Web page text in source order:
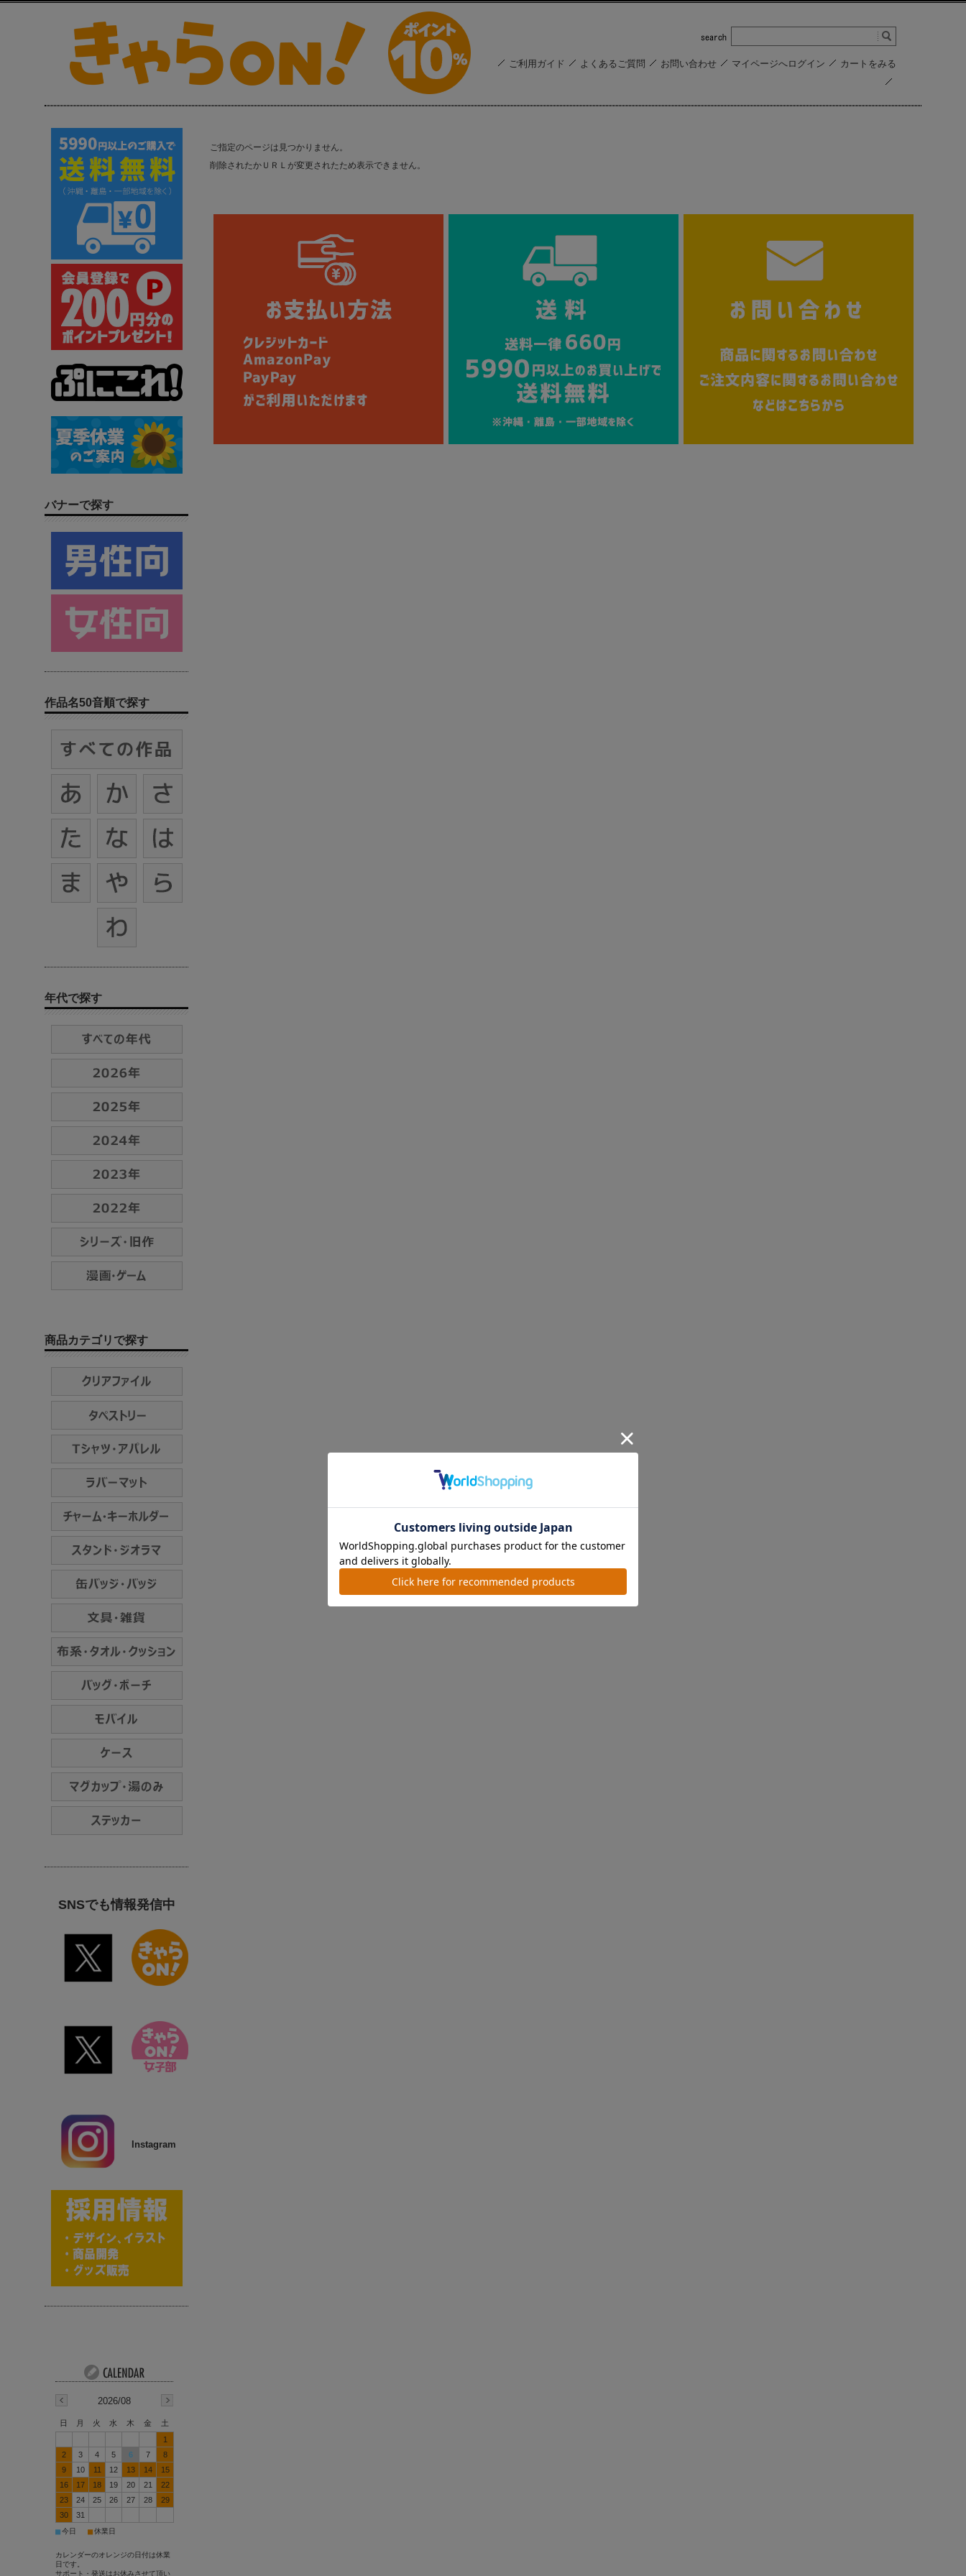
ご利用ガイド よくあるご質問 お問い合わせ マイページへログイン カートをみる
ご指定のページは見つかりません。
削除されたかＵＲＬが変更されたため表示できません。
バナーで探す
作品名50音順で探す
年代で探す
商品カテゴリで探す
SNSでも情報発信中
Instagram
2026/08
日 月 火 水 木 金
土
1
2
3 4 5 6 7
8
9
10 11 12 13 14
15
16
17 18 19 20 21
22
23
24 25 26 27 28
29
30
31
■今日 ■休業日
カレンダーのオレンジの日付は休業
日です。
サポート・発送はお休みさせて頂い